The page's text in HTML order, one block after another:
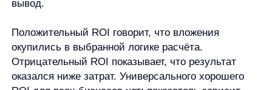
аккаунт-менеджментом, операционными процессами, розницей,
но и как реальные процессы внутри команд.
В работе Станислав опирается на структурный подход: собрать
контекст, разложить задачу на этапы и двигаться к решению без
лишней драматизации. Вне работы увлекается Формулой-1,
русским бильярдом, силовыми тренировками и квизами.